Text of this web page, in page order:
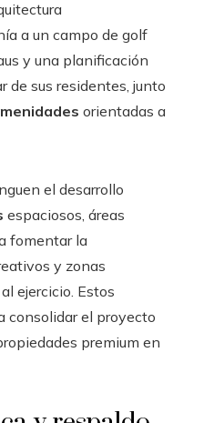
a un campo de golf
y una planificación
de sus residentes, junto
orientadas a
el desarrollo
espaciosos, áreas
fomentar la
y zonas
ejercicio. Estos
consolidar el proyecto
premium en